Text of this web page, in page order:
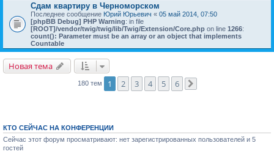
Cдам квартиру в Черноморском
Последнее сообщение Юрий Юрьевич « 05 май 2014, 07:50
[phpBB Debug] PHP Warning: in file
[ROOT]/vendor/twig/twig/lib/Twig/Extension/Core.php on line 1266:
count(): Parameter must be an array or an object that implements
Countable
Новая тема
180 тем 1 2 3 4 5 6
КТО СЕЙЧАС НА КОНФЕРЕНЦИИ
Сейчас этот форум просматривают: нет зарегистрированных пользователей и 5
гостей